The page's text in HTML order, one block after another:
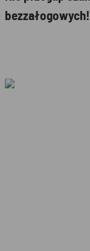
bezzałogowych!